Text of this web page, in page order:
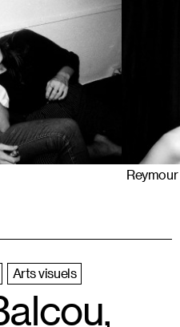
Reymour
Arts visuels